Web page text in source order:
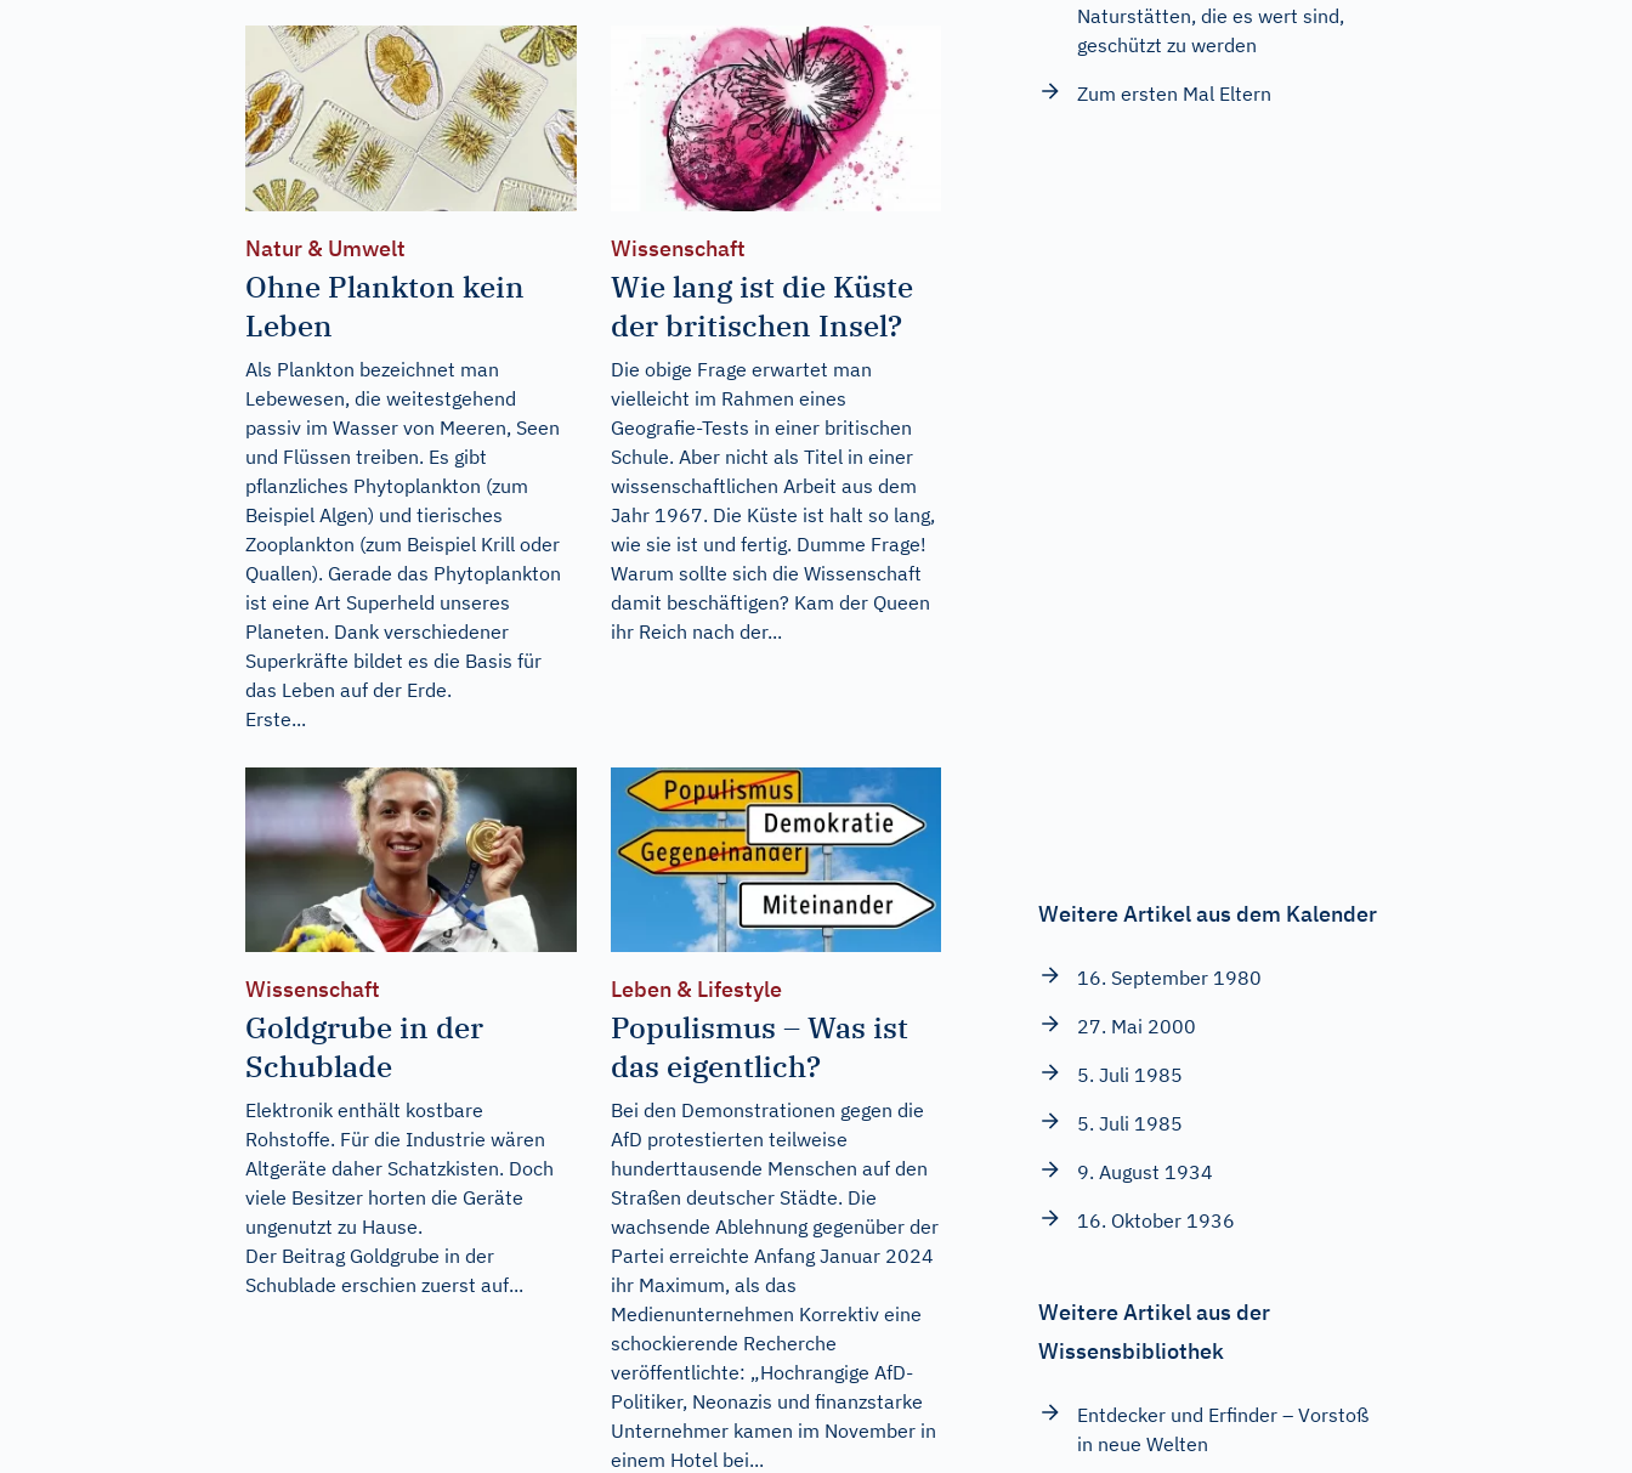
Natur & Umwelt
Ohne Plankton kein
Leben
Als Plankton bezeichnet man
Lebewesen, die weitestgehend
passiv im Wasser von Meeren, Seen
und Flüssen treiben. Es gibt
pflanzliches Phytoplankton (zum
Beispiel Algen) und tierisches
Zooplankton (zum Beispiel Krill oder
Quallen). Gerade das Phytoplankton
ist eine Art Superheld unseres
Planeten. Dank verschiedener
Superkräfte bildet es die Basis für
das Leben auf der Erde.
Erste...
Wissenschaft
Wie lang ist die Küste
der britischen Insel?
Die obige Frage erwartet man
vielleicht im Rahmen eines
Geografie-Tests in einer britischen
Schule. Aber nicht als Titel in einer
wissenschaftlichen Arbeit aus dem
Jahr 1967. Die Küste ist halt so lang,
wie sie ist und fertig. Dumme Frage!
Warum sollte sich die Wissenschaft
damit beschäftigen? Kam der Queen
ihr Reich nach der...
Wissenschaft
Goldgrube in der
Schublade
Elektronik enthält kostbare
Rohstoffe. Für die Industrie wären
Altgeräte daher Schatzkisten. Doch
viele Besitzer horten die Geräte
ungenutzt zu Hause.
Der Beitrag Goldgrube in der
Schublade erschien zuerst auf...
Leben & Lifestyle
Populismus – Was ist
das eigentlich?
Bei den Demonstrationen gegen die
AfD protestierten teilweise
hunderttausende Menschen auf den
Straßen deutscher Städte. Die
wachsende Ablehnung gegenüber der
Partei erreichte Anfang Januar 2024
ihr Maximum, als das
Medienunternehmen Korrektiv eine
schockierende Recherche
veröffentlichte: „Hochrangige AfD-
Politiker, Neonazis und finanzstarke
Unternehmer kamen im November in
einem Hotel bei...
Naturstätten, die es wert sind,
geschützt zu werden
Zum ersten Mal Eltern
Weitere Artikel aus dem Kalender
16. September 1980
27. Mai 2000
5. Juli 1985
5. Juli 1985
9. August 1934
16. Oktober 1936
Weitere Artikel aus der
Wissensbibliothek
Entdecker und Erfinder – Vorstoß
in neue Welten